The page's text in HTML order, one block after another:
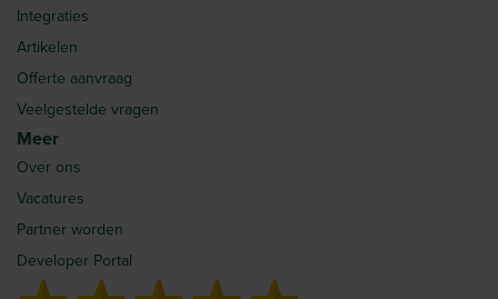
Integraties
Artikelen
Offerte aanvraag
Veelgestelde vragen
Meer
Over ons
Vacatures
Partner worden
Developer Portal